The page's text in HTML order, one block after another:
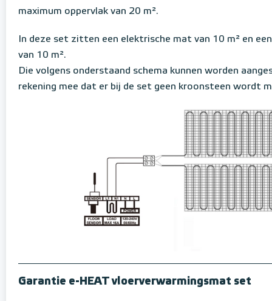
maximum oppervlak van 20 m².
In deze set zitten een elektrische mat van 10 m² en
van 10 m².
Die volgens onderstaand schema kunnen worden
rekening mee dat er bij de set geen kroonsteen wordt
Garantie e-HEAT vloerverwarmingsmat set